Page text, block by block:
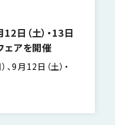
12日（土）・13日
ェアを開催
、9月12日（土）・